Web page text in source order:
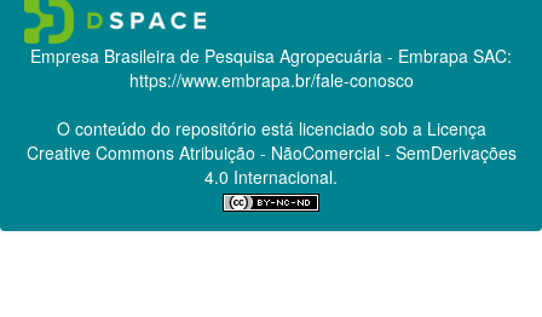
Empresa Brasileira de Pesquisa Agropecuária - Embrapa SAC:
https://www.embrapa.br/fale-conosco
O conteúdo do repositório está licenciado sob a Licença
Creative CommonsAtribuição - NãoComercial - SemDerivações
4.0 Internacional.